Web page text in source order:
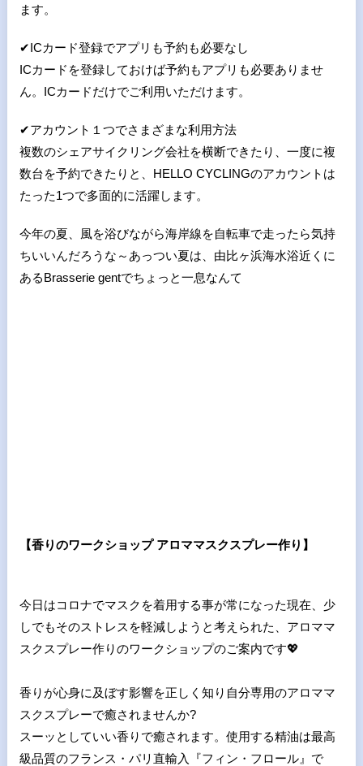
ます。
✔ICカード登録でアプリも予約も必要なし
ICカードを登録しておけば予約もアプリも必要ありませ
ん。ICカードだけでご利用いただけます。
✔アカウント１つでさまざまな利用方法
複数のシェアサイクリング会社を横断できたり、一度に複
数台を予約できたりと、HELLO CYCLINGのアカウントは
たった1つで多面的に活躍します。
今年の夏、風を浴びながら海岸線を自転車で走ったら気持
ちいいんだろうな～あっつい夏は、由比ヶ浜海水浴近くに
あるBrasserie gentでちょっと一息なんて
【香りのワークショップ アロママスクスプレー作り】
今日はコロナでマスクを着用する事が常になった現在、少
しでもそのストレスを軽減しようと考えられた、アロママ
スクスプレー作りのワークショップのご案内です💖
香りが心身に及ぼす影響を正しく知り自分専用のアロママ
スクスプレーで癒されませんか?
スーッとしていい香りで癒されます。使用する精油は最高
級品質のフランス・パリ直輸入『フィン・フロール』で